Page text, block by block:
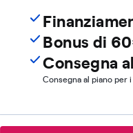
Bonus di
Consegna
Consegna al piano per